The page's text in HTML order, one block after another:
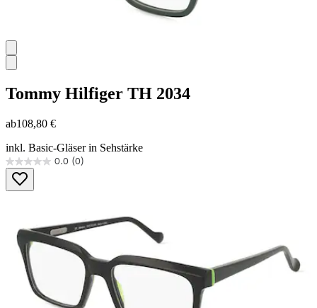
Tommy Hilfiger TH 2034
ab108,80 €
inkl. Basic-Gläser in Sehstärke
0.0 (0)
0.0
von
5